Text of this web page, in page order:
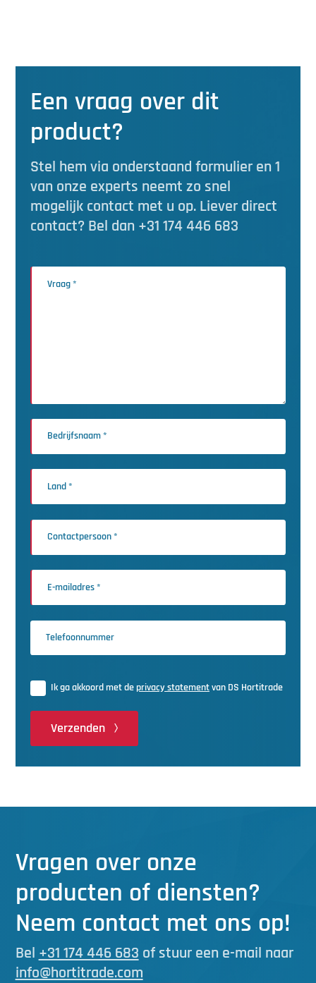
Een vraag over dit
product?
Stel hem via onderstaand formulier en 1
van onze experts neemt zo snel
mogelijk contact met u op. Liever direct
contact? Bel dan +31 174 446 683
Ik ga akkoord met deprivacy statementvan DS Hortitrade
Verzenden
Vragen over onze
producten of diensten?
Neem contact met ons op!
Bel +31 174 446 683 of stuur een e-mail naar
info@hortitrade.com